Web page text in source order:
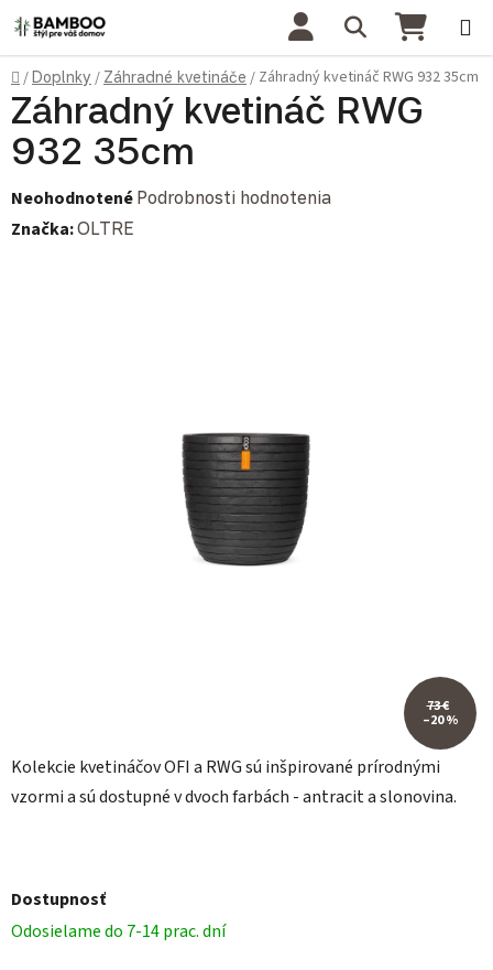
Prejsť na obsah Hľadať
Domov
/Doplnky / Záhradné kvetináče / Záhradný kvetináč RWG 932 35cm
Kolekcie kvetináčov OFI a RWG sú inšpirované prírodnými
vzormi a sú dostupné v dvoch farbách - antracit a slonovina.
Dostupnosť
Odosielame do 7-14 prac. dní
Záhradný kvetináč RWG
932 35cm
Priemerné hodnotenie produktu je 0,0 z 5 hviezdičiek.
Neohodnotené Podrobnosti hodnotenia
Značka:OLTRE
73 €
–20 %